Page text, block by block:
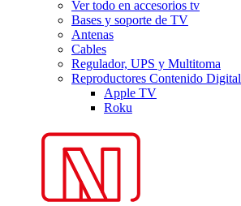
Ver todo en accesorios tv
Bases y soporte de TV
Antenas
Cables
Regulador, UPS y Multitoma
Reproductores Contenido Digital
Apple TV
Roku